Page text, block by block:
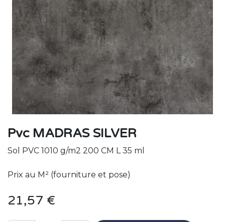
Pvc MADRAS SILVER
Sol PVC 1010 g/m2 200 CM L 35 ml
Prix au M² (fourniture et pose)
21,57 €